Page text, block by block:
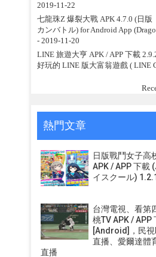
2019-11-22
七龍珠Z 爆裂大戰 APK 4.7.0 (日版
カンバトル) for Android App
- 2019-11-20
LINE 旅遊大亨 APK / APP 下載
好玩的 LINE 版大富翁遊戲 ( LINE
熱門文章
日版戰鬥女子高
APK / APP 下載
イスクール)
台灣電視、看第
桃TV APK / APP
[Android]，民
直播、愛爾達體
直播